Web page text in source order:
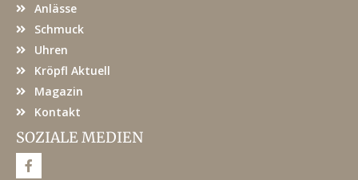
Anlässe
Schmuck
Uhren
Kröpfl Aktuell
Magazin
Kontakt
SOZIALE MEDIEN
F
a